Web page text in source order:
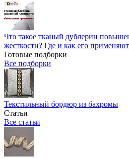
Что такое тканый дублерин
жесткости? Где и как его
Готовые подборки
Все подборки
Текстильный бордюр из бахромы
Статьи
Все статьи